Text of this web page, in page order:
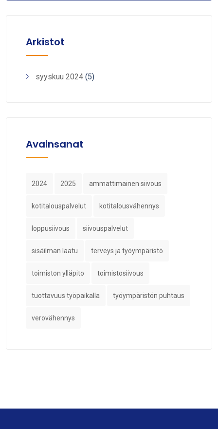
Arkistot
syyskuu 2024 (5)
Avainsanat
2024 2025 ammattimainen siivous
kotitalouspalvelut kotitalousvähennys
loppusiivous siivouspalvelut
sisäilman laatu terveys ja työympäristö
toimiston ylläpito toimistosiivous
tuottavuus työpaikalla työympäristön puhtaus
verovähennys